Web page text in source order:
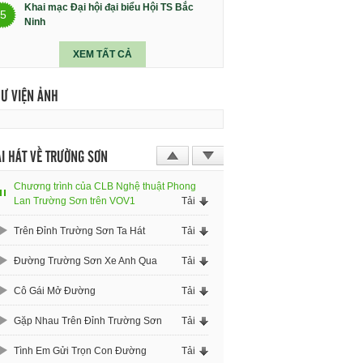
5
Khai mạc Đại hội đại biểu Hội TS Bắc
Ninh
XEM TẤT CẢ
VIỆN ẢNH
HÁT VỀ TRƯỜNG SƠN
Chương trình của CLB Nghệ thuật Phong
Lan Trường Sơn trên VOV1
Tải
Trên Đỉnh Trường Sơn Ta Hát Tải
Đường Trường Sơn Xe Anh Qua Tải
Cô Gái Mở Đường Tải
Gặp Nhau Trên Đỉnh Trường Sơn Tải
Tình Em Gửi Trọn Con Đường Tải